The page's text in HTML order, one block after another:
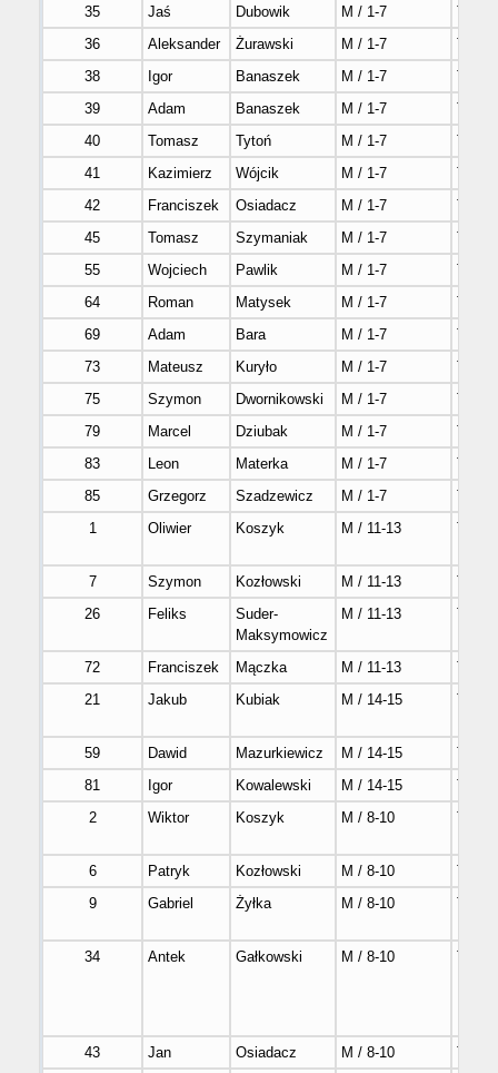
35
Jaś Dubowik M / 1-7
Tak
36
Aleksander Żurawski M / 1-7
Tak
38
Igor Banaszek M / 1-7
Tak
39
Adam Banaszek M / 1-7
Tak
40
Tomasz Tytoń M / 1-7
Tak
41
Kazimierz Wójcik M / 1-7
Tak
42
Franciszek Osiadacz M / 1-7
Tak
45
Tomasz Szymaniak M / 1-7
Tak
55
Wojciech Pawlik M / 1-7
Tak
64
Roman Matysek M / 1-7
Tak
69
Adam Bara M / 1-7
Tak
73
Mateusz Kuryło M / 1-7
Tak
75
Szymon Dwornikowski M / 1-7
Tak
79
Marcel Dziubak M / 1-7
Tak
83
Leon Materka M / 1-7
Tak
85
Grzegorz Szadzewicz M / 1-7
Tak
1
Oliwier Koszyk M / 11-13 Tak
7 Szymon Kozłowski M / 11-13
Tak
26
Feliks
Suder-
Maksymowicz
M / 11-13 Tak
72 Franciszek Mączka M / 11-13
Tak
21
Jakub Kubiak M / 14-15 Tak
59 Dawid Mazurkiewicz M / 14-15
Tak
81
Igor Kowalewski M / 14-15
Tak
2
Wiktor Koszyk M / 8-10 Tak
6 Patryk Kozłowski M / 8-10
Tak
9
Gabriel Żyłka M / 8-10 Tak
34 Antek Gałkowski M / 8-10 Tak
43 Jan Osiadacz M / 8-10
Tak